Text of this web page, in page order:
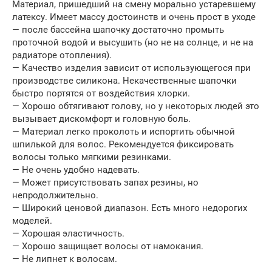
Материал, пришедший на смену морально устаревшему
латексу. Имеет массу достоинств и очень прост в уходе
— после бассейна шапочку достаточно промыть
проточной водой и высушить (но не на солнце, и не на
радиаторе отопления).
— Качество изделия зависит от использующегося при
производстве силикона. Некачественные шапочки
быстро портятся от воздействия хлорки.
— Хорошо обтягивают голову, но у некоторых людей это
вызывает дискомфорт и головную боль.
— Материал легко проколоть и испортить обычной
шпилькой для волос. Рекомендуется фиксировать
волосы только мягкими резинками.
— Не очень удобно надевать.
— Может присутствовать запах резины, но
непродолжительно.
— Широкий ценовой диапазон. Есть много недорогих
моделей.
— Хорошая эластичность.
— Хорошо защищает волосы от намокания.
— Не липнет к волосам.